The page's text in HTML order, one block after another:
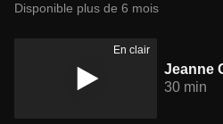
Disponible plus de 6 mois
En clair
Jeanne
30 min